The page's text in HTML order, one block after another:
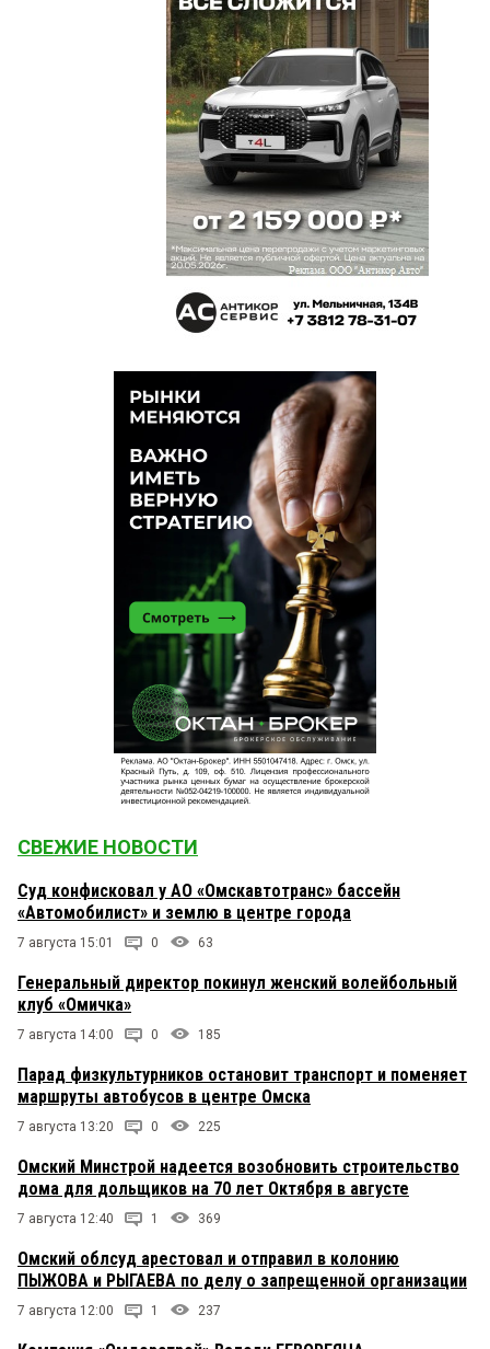
СВЕЖИЕ НОВОСТИ
Суд конфисковал у АО «Омскавтотранс» бассейн
«Автомобилист» и землю в центре города
7 августа 15:01 0 63
Генеральный директор покинул женский волейбольный
клуб «Омичка»
7 августа 14:00 0 185
Парад физкультурников остановит транспорт и поменяет
маршруты автобусов в центре Омска
7 августа 13:20 0 225
Омский Минстрой надеется возобновить строительство
дома для дольщиков на 70 лет Октября в августе
7 августа 12:40 1 369
Омский облсуд арестовал и отправил в колонию
ПЫЖОВА и РЫГАЕВА по делу о запрещенной организации
7 августа 12:00 1 237